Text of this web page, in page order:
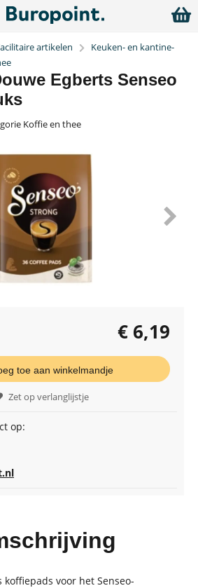
artikelen
Keuken- en kantine-
Egberts Senseo
Koffie en thee
€ 6,19
toe aan winkelmandje
Zet op verlanglijstje
op:
koffiepads voor het Senseo-